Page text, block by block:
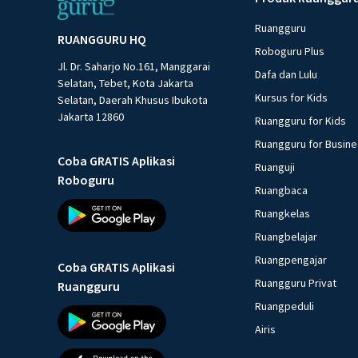
RUANGGURU HQ
Jl. Dr. Saharjo No.161, Manggarai
Selatan, Tebet, Kota Jakarta
Selatan, Daerah Khusus Ibukota
Jakarta 12860
Coba GRATIS Aplikasi
Roboguru
Coba GRATIS Aplikasi
Ruangguru
Ruangguru
Roboguru Plus
Dafa dan Lulu
Kursus for Kids
Ruangguru for Kids
Ruangguru for
Ruanguji
Ruangbaca
Ruangkelas
Ruangbelajar
Ruangpengajar
Ruangguru Privat
Ruangpeduli
Airis